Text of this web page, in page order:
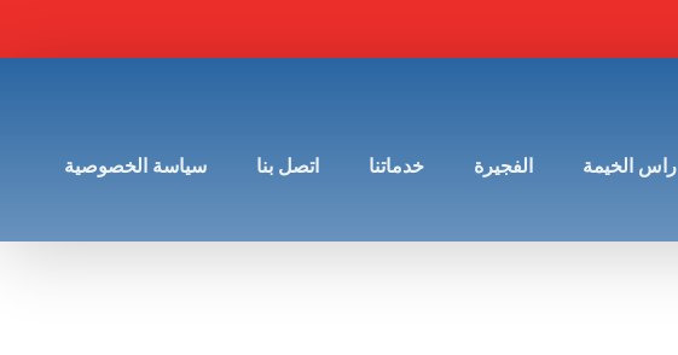
راس الخيمة الفجيرة خدماتنا اتصل بنا سياسة الخصوصية